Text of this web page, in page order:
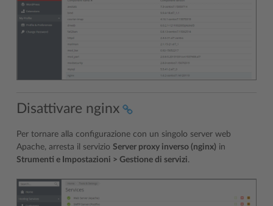
Disattivare nginx
Per tornare alla configurazione con un singolo server web
Apache, arresta il servizio Server proxy inverso (nginx) in
Strumenti e Impostazioni > Gestione di servizi.